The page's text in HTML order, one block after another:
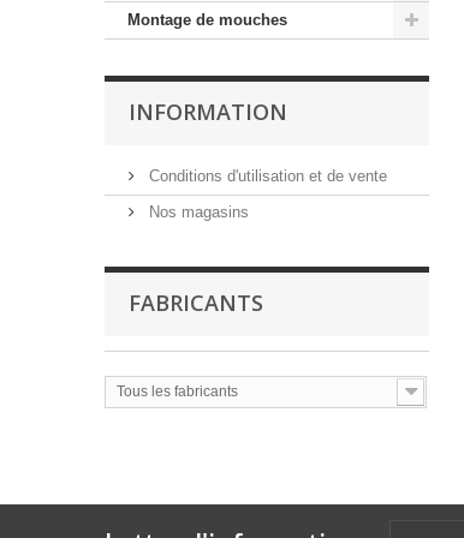
Montage de mouches
INFORMATION
Conditions d'utilisation et de vente
Nos magasins
FABRICANTS
Tous les fabricants